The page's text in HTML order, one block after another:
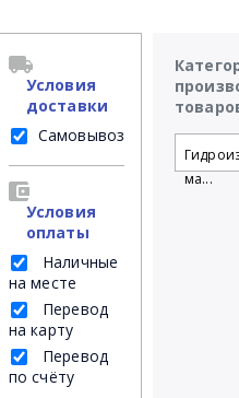
Условия
доставки
Самовывоз
Условия
оплаты
Наличные
на месте
Перевод
на карту
Перевод
по счёту
ма...